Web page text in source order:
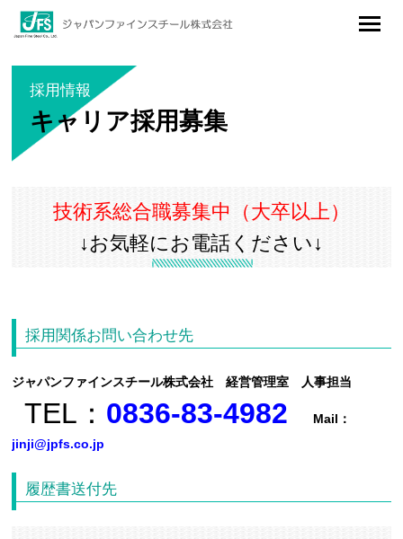
採用情報
キャリア採用募集
技術系総合職募集中（大卒以上）
↓お気軽にお電話ください↓
採用関係お問い合わせ先
ジャパンファインスチール株式会社 経営管理室 人事担当
TEL： 0836-83-4982 Mail：
jinji@jpfs.co.jp
履歴書送付先